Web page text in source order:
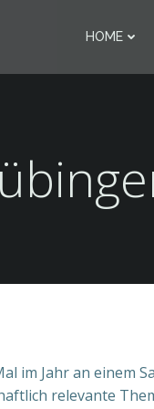
HOME
im Jahr an einem
relevante